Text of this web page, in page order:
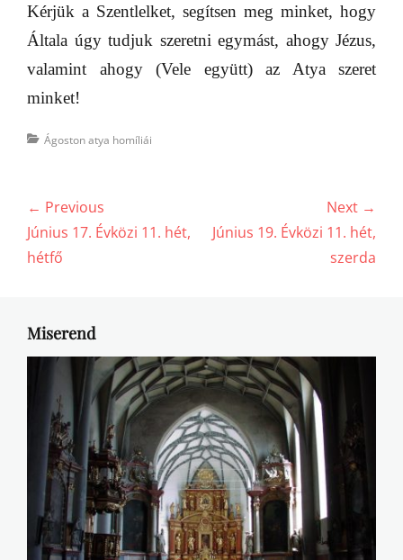
Kérjük a Szentlelket, segítsen meg minket, hogy
Általa úgy tudjuk szeretni egymást, ahogy Jézus,
valamint ahogy (Vele együtt) az Atya szeret
minket!
Categories
Ágoston atya homíliái
Bejegyzés
navigáció
← Previous
Previous
post:
Június 17. Évközi 11. hét,
hétfő
Next →
Next
Június 19. Évközi 11. hét,
szerda
Miserend